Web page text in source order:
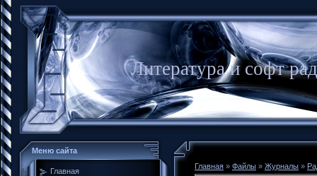
Литература и софт
Меню сайта
Главная
Главная » Файлы » Журналы »